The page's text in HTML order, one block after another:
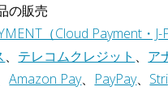
の販売
（Cloud Payment・J-
、 テレコムクレジット 、 ア
Amazon Pay、 PayPay、